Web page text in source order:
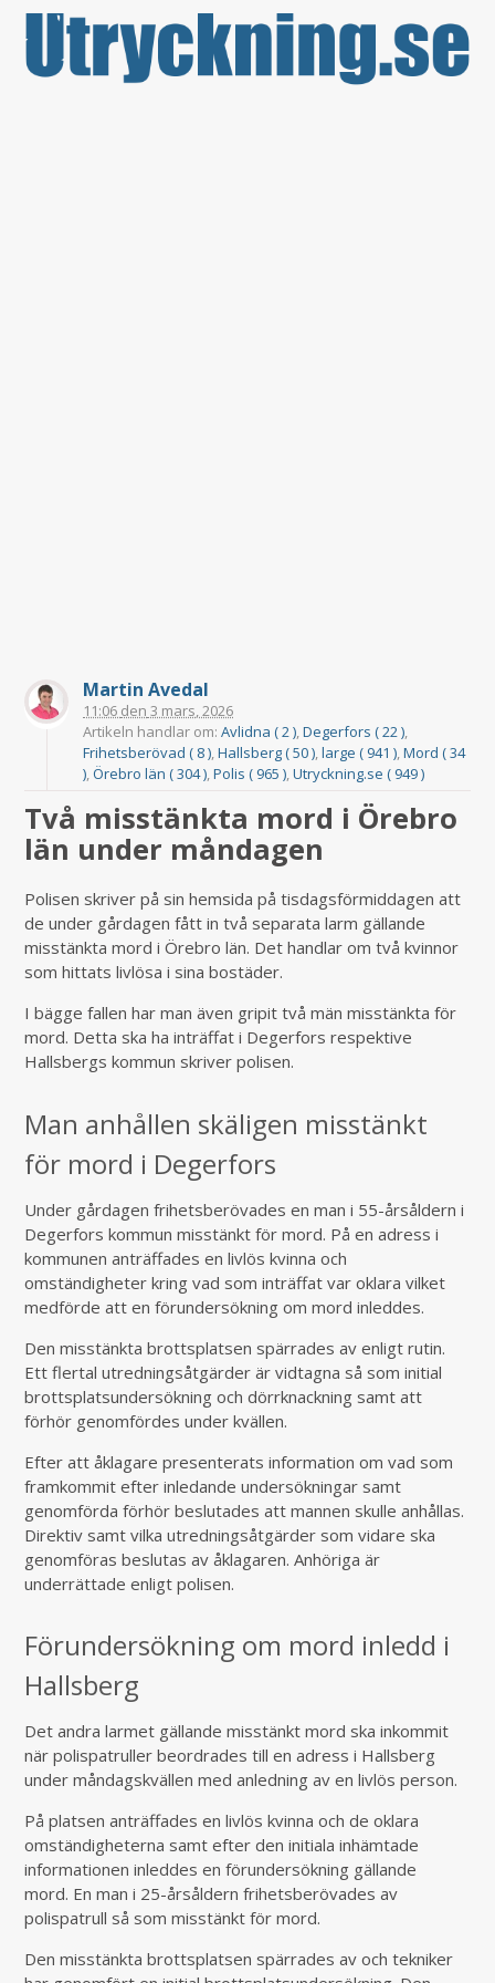
Martin Avedal
11:06 den 3 mars, 2026
Artikeln handlar om:Avlidna ( 2 ),Degerfors ( 22 ),
Frihetsberövad ( 8 ),Hallsberg ( 50 ),large ( 941 ),Mord ( 34
),Örebro län ( 304 ),Polis ( 965 ),Utryckning.se ( 949 )
Två misstänkta mord i Örebro
län under måndagen
Polisen skriver på sin hemsida på tisdagsförmiddagen att
de under gårdagen fått in två separata larm gällande
misstänkta mord i Örebro län. Det handlar om två kvinnor
som hittats livlösa i sina bostäder.
I bägge fallen har man även gripit två män misstänkta för
mord. Detta ska ha inträffat i Degerfors respektive
Hallsbergs kommun skriver polisen.
Man anhållen skäligen misstänkt
för mord i Degerfors
Under gårdagen frihetsberövades en man i 55-årsåldern i
Degerfors kommun misstänkt för mord. På en adress i
kommunen anträffades en livlös kvinna och
omständigheter kring vad som inträffat var oklara vilket
medförde att en förundersökning om mord inleddes.
Den misstänkta brottsplatsen spärrades av enligt rutin.
Ett flertal utredningsåtgärder är vidtagna så som initial
brottsplatsundersökning och dörrknackning samt att
förhör genomfördes under kvällen.
Efter att åklagare presenterats information om vad som
framkommit efter inledande undersökningar samt
genomförda förhör beslutades att mannen skulle anhållas.
Direktiv samt vilka utredningsåtgärder som vidare ska
genomföras beslutas av åklagaren. Anhöriga är
underrättade enligt polisen.
Förundersökning om mord inledd i
Hallsberg
Det andra larmet gällande misstänkt mord ska inkommit
när polispatruller beordrades till en adress i Hallsberg
under måndagskvällen med anledning av en livlös person.
På platsen anträffades en livlös kvinna och de oklara
omständigheterna samt efter den initiala inhämtade
informationen inleddes en förundersökning gällande
mord. En man i 25-årsåldern frihetsberövades av
polispatrull så som misstänkt för mord.
Den misstänkta brottsplatsen spärrades av och tekniker